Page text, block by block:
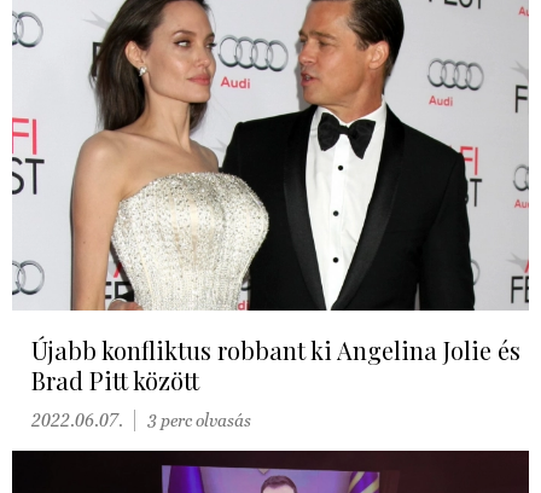
Újabb konfliktus robbant ki Angelina Jolie és
Brad Pitt között
2022.06.07. 3 perc olvasás